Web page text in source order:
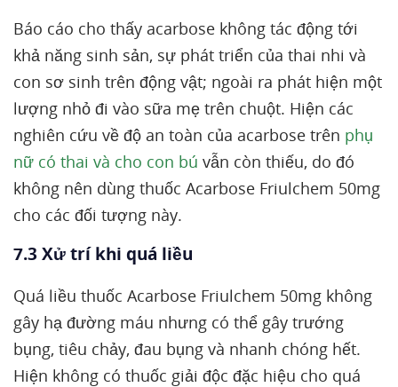
Báo cáo cho thấy acarbose không tác động tới
khả năng sinh sản, sự phát triển của thai nhi và
con sơ sinh trên động vật; ngoài ra phát hiện một
lượng nhỏ đi vào sữa mẹ trên chuột. Hiện các
nghiên cứu về độ an toàn của acarbose trên phụ
nữ có thai và cho con bú vẫn còn thiếu, do đó
không nên dùng thuốc Acarbose Friulchem 50mg
cho các đối tượng này.
7.3 Xử trí khi quá liều
Quá liều thuốc Acarbose Friulchem 50mg không
gây hạ đường máu nhưng có thể gây trướng
bụng, tiêu chảy, đau bụng và nhanh chóng hết.
Hiện không có thuốc giải độc đặc hiệu cho quá